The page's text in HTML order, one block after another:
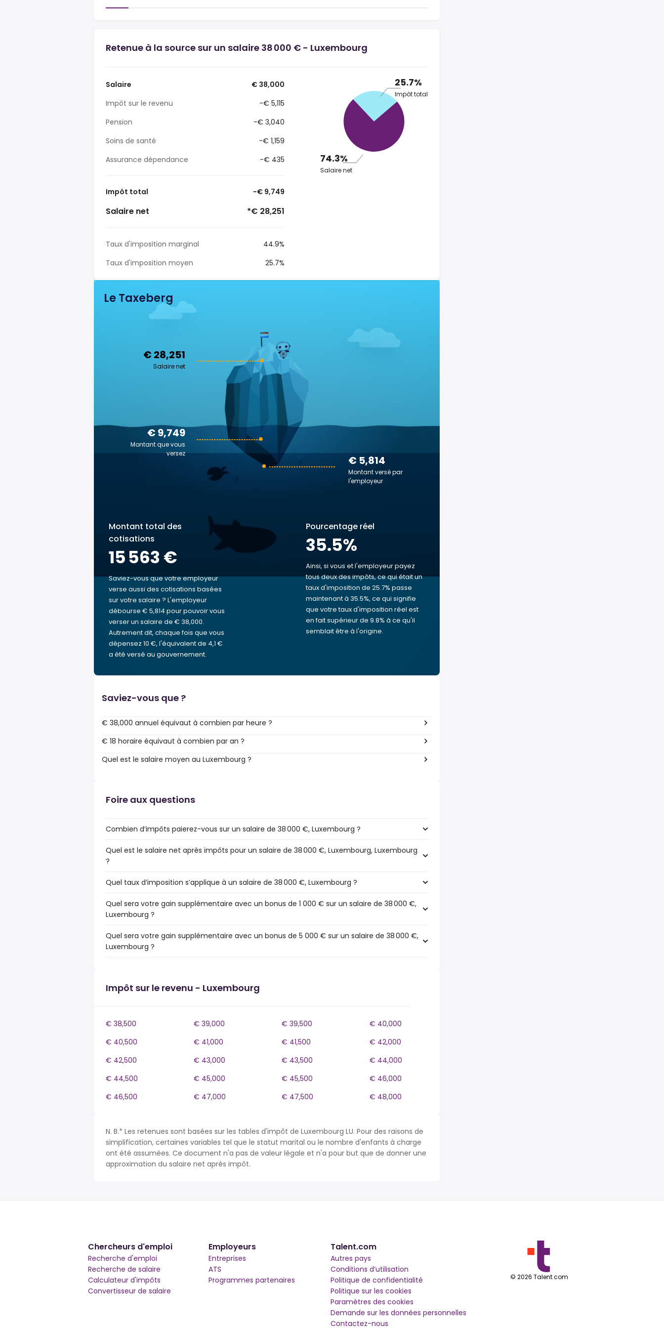
Retenue à la source sur un salaire 38 000 € - Luxembourg
Salaire
€ 38,000
Impôt sur le revenu
-€ 5,115
Pension
-€ 3,040
Soins de santé
-€ 1,159
Assurance dépendance
-€ 435
Impôt total -€ 9,749
Salaire net *€ 28,251
Taux d'imposition marginal
44.9%
Taux d'imposition moyen
25.7%
25.7%
Impôt total
74.3%
Salaire net
Le Taxeberg
€ 28,251
Salaire net
€ 5,814
Montant versé par
l'employeur
€ 9,749
Montant que vous
versez
Montant total des
cotisations
15 563 €
Saviez-vous que votre employeur
verse aussi des cotisations basées
sur votre salaire ? L'employeur
débourse € 5,814 pour pouvoir vous
verser un salaire de € 38,000.
Autrement dit, chaque fois que vous
dépensez 10 €, l'équivalent de 4,1 €
a été versé au gouvernement.
Pourcentage réel
35.5%
Ainsi, si vous et l'employeur payez
tous deux des impôts, ce qui était un
taux d'imposition de 25.7% passe
maintenant à 35.5%, ce qui signifie
que votre taux d'imposition réel est
en fait supérieur de 9.8% à ce qu'il
semblait être à l'origine.
Saviez-vous que ?
€ 38,000 annuel équivaut à combien par heure ?
€ 18 horaire équivaut à combien par an ?
Quel est le salaire moyen au Luxembourg ?
Foire aux questions
Combien d’impôts paierez-vous sur un salaire de 38 000 €, Luxembourg ?
Quel est le salaire net après impôts pour un salaire de 38 000 €, Luxembourg, Luxembourg
?
Quel taux d’imposition s’applique à un salaire de 38 000 €, Luxembourg ?
Quel sera votre gain supplémentaire avec un bonus de 1 000 € sur un salaire de 38 000 €,
Luxembourg ?
Quel sera votre gain supplémentaire avec un bonus de 5 000 € sur un salaire de 38 000 €,
Luxembourg ?
Impôt sur le revenu - Luxembourg
€ 38,500 € 39,000 € 39,500
€ 40,000
€ 40,500
€ 41,000 € 41,500
€ 42,000
€ 42,500
€ 43,000 € 43,500
€ 44,000
€ 44,500
€ 45,000 € 45,500
€ 46,000
€ 46,500
€ 47,000 € 47,500 € 48,000
N. B.* Les retenues sont basées sur les tables d'impôt de Luxembourg LU. Pour des raisons de
simplification, certaines variables tel que le statut marital ou le nombre d'enfants à charge
ont été assumées. Ce document n'a pas de valeur légale et n'a pour but que de donner une
approximation du salaire net après impôt.
Chercheurs d'emploi
Recherche d'emploi
Recherche de salaire
Calculateur d'impôts
Convertisseur de salaire
Employeurs
Entreprises
ATS
Programmes partenaires
Talent.com
Autres pays
Conditions d’utilisation
Politique de confidentialité
Politique sur les cookies
Paramètres des cookies
Demande sur les données personnelles
Contactez-nous
© 2026 Talent.com